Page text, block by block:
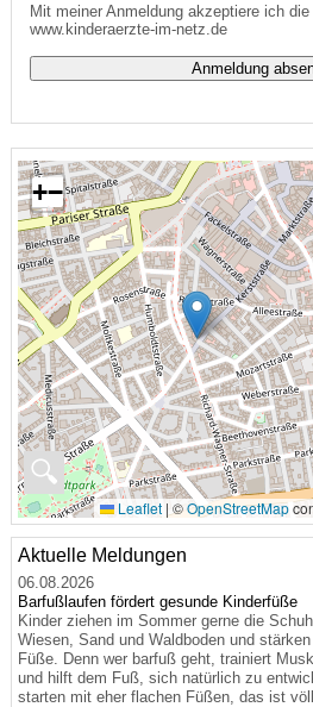
Mit meiner Anmeldung akzeptiere ich die
www.kinderaerzte-im-netz.de
🔍
+−
Leaflet | ©OpenStreetMap
Aktuelle Meldungen
06.08.2026
Barfußlaufen fördert gesunde Kinderfüße
Kinder ziehen im Sommer gerne die
Wiesen, Sand und Waldboden und
Füße. Denn wer barfuß geht, trainiert
und hilft dem Fuß, sich natürlich zu
starten mit eher flachen Füßen, das ist